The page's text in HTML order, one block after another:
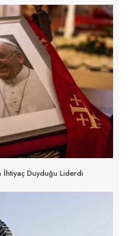
İhtiyaç Duyduğu Liderdi